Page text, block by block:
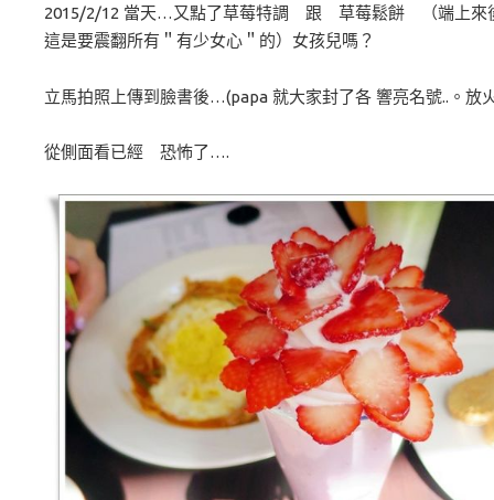
2015/2/12 當天…又點了草莓特調 跟 草莓鬆餅 （端上來
這是要震翻所有＂有少女心＂的）女孩兒嗎？
立馬拍照上傳到臉書後…(papa 就大家封了各 響亮名號..。放
從側面看已經 恐怖了….